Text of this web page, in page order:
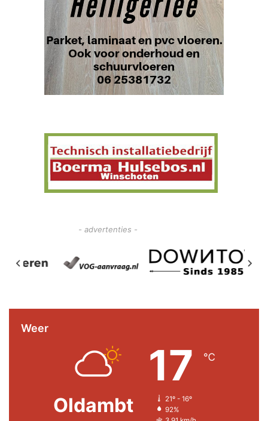
- advertenties -
Weer
Oldambt
17 ℃
21º - 16º
92%